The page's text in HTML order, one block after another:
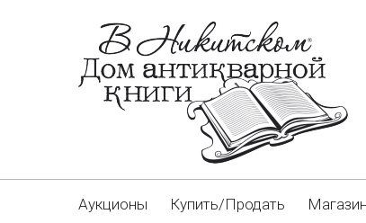
Аукционы Купить/Продать Магазин